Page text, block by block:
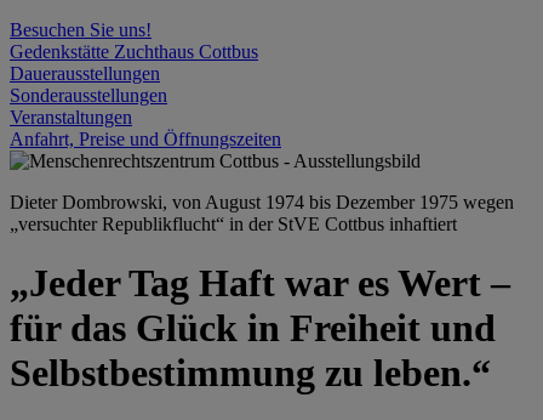
Besuchen Sie uns!
Gedenkstätte Zuchthaus Cottbus
Dauerausstellungen
Sonderausstellungen
Veranstaltungen
Anfahrt, Preise und Öffnungszeiten
Dieter Dombrowski, von August 1974 bis Dezember 1975 wegen
„versuchter Republikflucht“ in der StVE Cottbus inhaftiert
„Jeder Tag Haft war es Wert –
für das Glück in Freiheit und
Selbstbestimmung zu leben.“